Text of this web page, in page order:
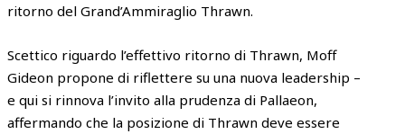
ritorno del Grand’Ammiraglio Thrawn.
Scettico riguardo l’effettivo ritorno di Thrawn, Moff
Gideon propone di riflettere su una nuova leadership –
e qui si rinnova l’invito alla prudenza di Pallaeon,
affermando che la posizione di Thrawn deve essere